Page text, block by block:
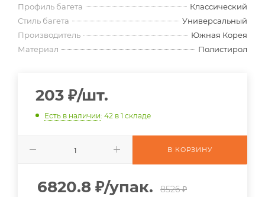
Профиль багета
Классический
Стиль багета
Универсальный
Производитель
Южная Корея
Материал
Полистирол
203 ₽/шт.
Есть в наличии: 42 в 1 складе
В КОРЗИНУ
6820.8 ₽/упак. 8526 ₽